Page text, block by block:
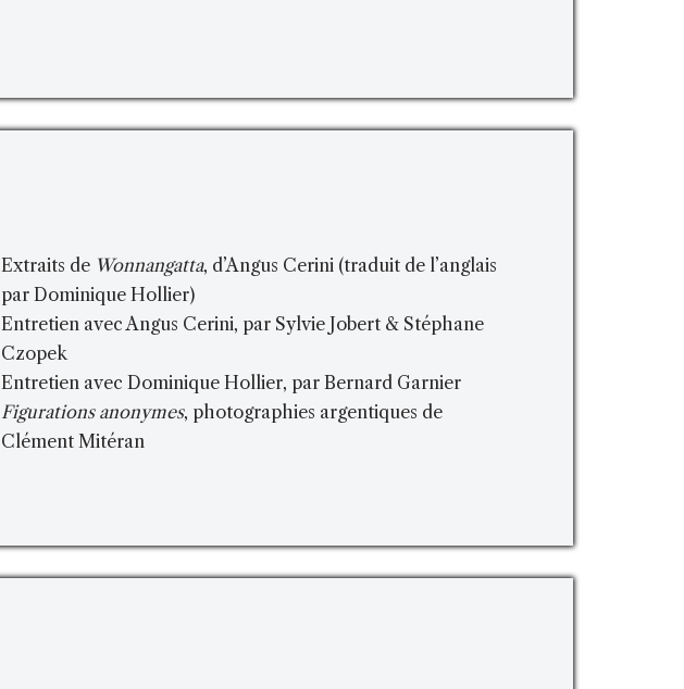
Extraits de Wonnangatta, d’Angus Cerini (traduit de l’anglais
par Dominique Hollier)
Entretien avec Angus Cerini, par Sylvie Jobert & Stéphane
Czopek
Entretien avec Dominique Hollier, par Bernard Garnier
Figurations anonymes, photographies argentiques de
Clément Mitéran